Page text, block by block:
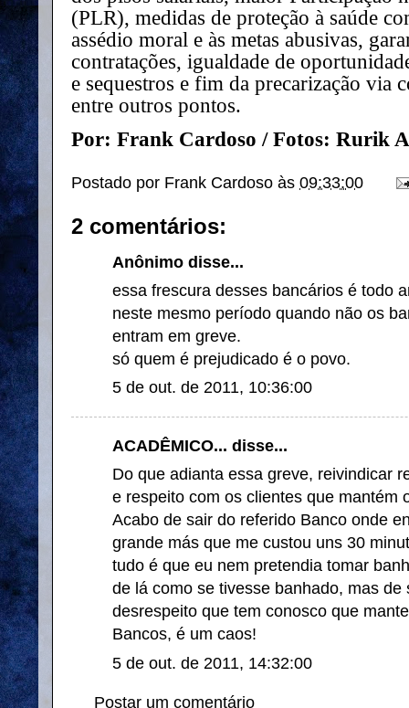
(PLR), medidas de proteção à saúde
assédio moral e às metas abusivas,
contratações, igualdade de
e sequestros e fim da precarização via
entre outros pontos.
Por: Frank Cardoso / Fotos: Rurik
Postado por Frank Cardoso às 09:33:00
2 comentários:
Anônimo disse...
essa frescura desses bancários é todo
neste mesmo período quando não os
entram em greve.
só quem é prejudicado é o povo.
5 de out. de 2011, 10:36:00
ACADÊMICO... disse...
Do que adianta essa greve, reivindicar
e respeito com os clientes que mantém
Acabo de sair do referido Banco onde
grande más que me custou uns 30
tudo é que eu nem pretendia tomar
de lá como se tivesse banhado, mas
desrespeito que tem conosco que
Bancos, é um caos!
5 de out. de 2011, 14:32:00
Postar um comentário